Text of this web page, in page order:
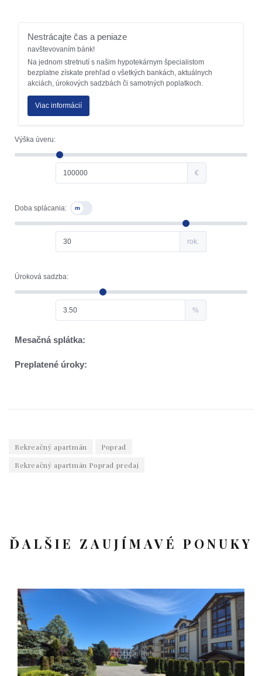
Rekreačný apartmán
Poprad
Rekreačný apartmán Poprad predaj
ĎALŠIE ZAUJÍMAVÉ PONUKY
CENA V RK